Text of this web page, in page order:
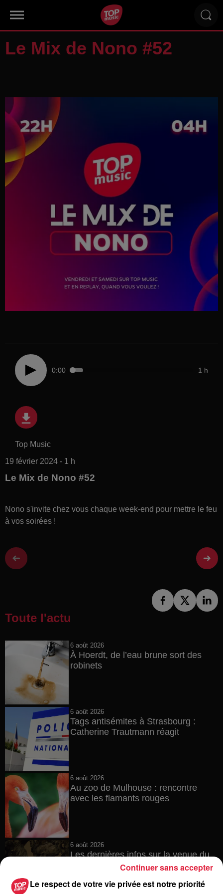
Le Mix de Nono #52
0:00 1 h
Top Music
19 février 2024 - 1 h
Le Mix de Nono #52
Nono s'invite chez vous chaque week-end pour mettre le feu
à vos soirées !
Toute l'actu
6 août 2026
À Hoerdt, de l’eau brune sort des
robinets
6 août 2026
Tags antisémites à Strasbourg :
Catherine Trautmann réagit
6 août 2026
Au zoo de Mulhouse : rencontre
avec les flamants rouges
6 août 2026
Les dernières infos sur la venue du
pape à Metz en septembre
Le respect de votre vie privée est notre priorité
Continuer sans accepter